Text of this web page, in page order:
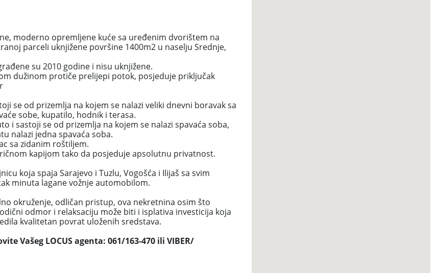
moderno opremljene kuće sa uređenim dvorištem na
parceli uknjižene površine 1400m2 u naselju Srednje,
su 2010 godine i nisu uknjižene.
dužinom protiče prelijepi potok, posjeduje priključak
se od prizemlja na kojem se nalazi veliki dnevni boravak sa
sobe, kupatilo, hodnik i terasa.
i sastoji se od prizemlja na kojem se nalazi spavaća soba,
nalazi jedna spavaća soba.
sa zidanim roštiljem.
kapijom tako da posjeduje apsolutnu privatnost.
koja spaja Sarajevo i Tuzlu, Vogošća i Ilijaš sa svim
minuta lagane vožnje automobilom.
okruženje, odličan pristup, ova nekretnina osim što
odmor i relaksaciju može biti i isplativa investicija koja
kvalitetan povrat uloženih sredstava.
Vašeg LOCUS agenta: 061/163-470 ili VIBER/